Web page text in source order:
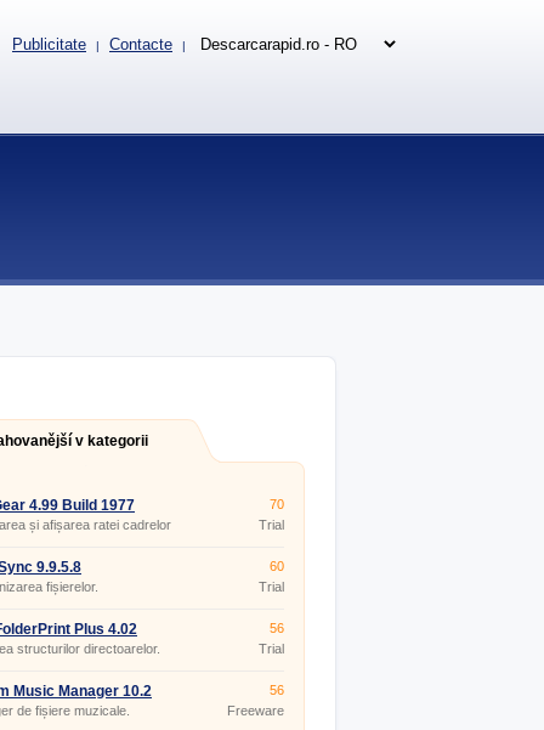
v kategorii
4.99 Build 1977
și afișarea ratei cadrelor
DirectX și OpenGL.
70
Trial
9.9.5.8
fișierelor.
60
Trial
Plus 4.02
structurilor directoarelor.
56
Trial
Music Manager 10.2
de fișiere muzicale.
56
Freeware
Publicitate | Contacte |